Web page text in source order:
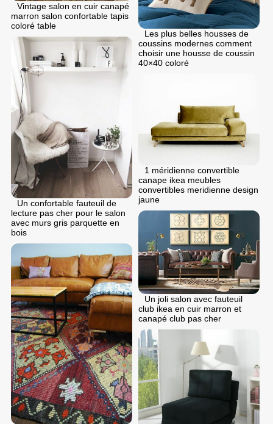
Vintage salon en cuir canapé
marron salon confortable tapis
coloré table
Les plus belles housses de
coussins modernes comment
choisir une housse de coussin
40×40 coloré
Un confortable fauteuil de
lecture pas cher pour le salon
avec murs gris parquette en
bois
1 méridienne convertible
canape ikea meubles
convertibles meridienne design
jaune
Un joli salon avec fauteuil
club ikea en cuir marron et
canapé club pas cher